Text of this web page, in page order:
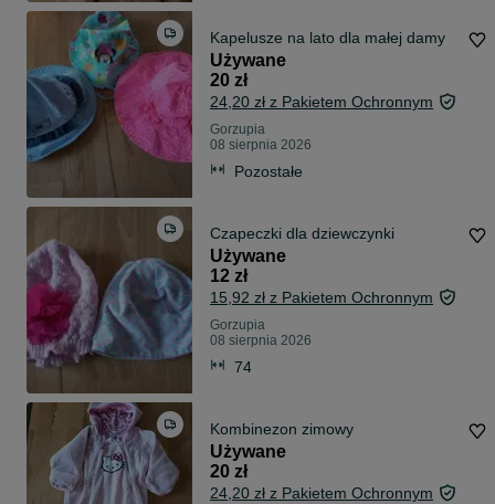
Kapelusze na lato dla małej damy
Używane
20 zł
24,20 zł z Pakietem Ochronnym
Gorzupia
08 sierpnia 2026
Pozostałe
Czapeczki dla dziewczynki
Używane
12 zł
15,92 zł z Pakietem Ochronnym
Gorzupia
08 sierpnia 2026
74
Kombinezon zimowy
Używane
20 zł
24,20 zł z Pakietem Ochronnym